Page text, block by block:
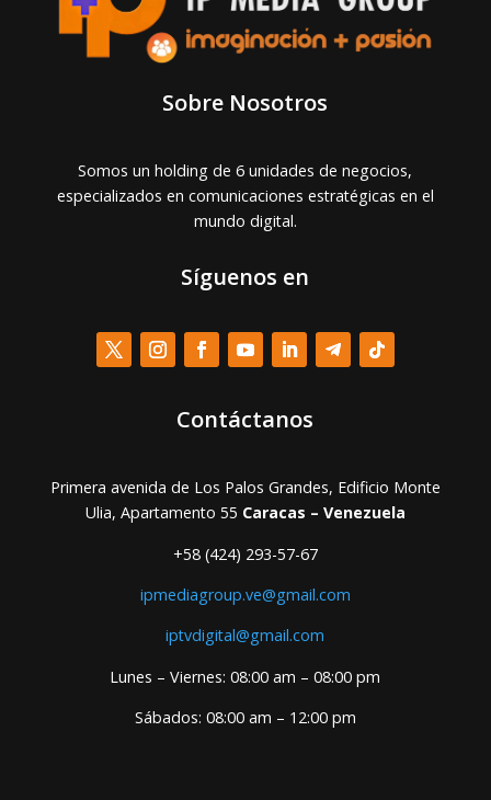
Sobre Nosotros
Somos un holding de 6 unidades de negocios,
especializados en comunicaciones estratégicas en el
mundo digital.
Síguenos en
Contáctanos
Primera avenida de Los Palos Grandes, Edificio Monte
Ulia, Apartamento 55 Caracas – Venezuela
+58 (424) 293-57-67
ipmediagroup.ve@gmail.com
iptvdigital@gmail.com
Lunes – Viernes: 08:00 am – 08:00 pm
Sábados: 08:00 am – 12:00 pm